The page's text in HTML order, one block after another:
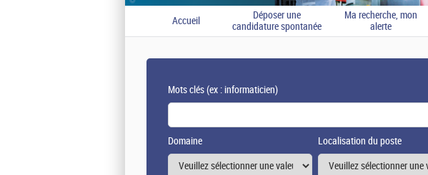
Accueil
Déposer une
candidature spontanée
Ma recherche, mon
alerte
Mots clés(ex : informaticien)
Domaine Localisation du poste